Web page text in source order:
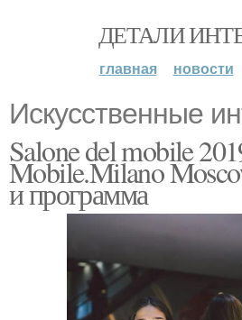
ДЕТАЛИ
главная новости
Искусственные
Salone del mobile
Mobile.Milano
и программа